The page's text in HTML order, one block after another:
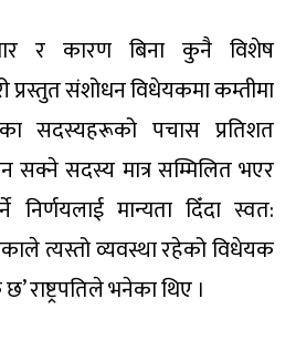
र कारण बिना कुनै विशेष
प्रस्तुत संशोधन विधेयकमा कम्तीमा
सदस्यहरूको पचास प्रतिशत
सक्ने सदस्य मात्र सम्मिलित भएर
निर्णयलाई मान्यता दिँदा स्वत:
त्यस्तो व्यवस्था रहेको विधेयक
राष्ट्रपतिले भनेका थिए ।